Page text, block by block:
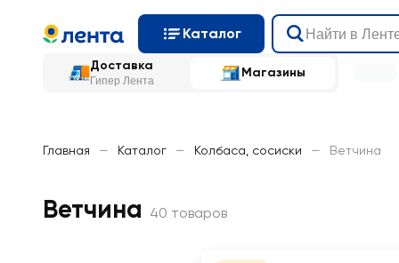
Каталог
Доставка
Гипер Лента
Магазины
Главная — Каталог — Колбаса, сосиски — Ветчина
Ветчина 40 товаров